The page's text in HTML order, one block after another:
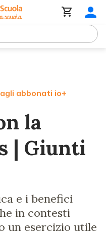
abbonati io+
la
| Giunti
e i benefici
in contesti
un esercizio utile